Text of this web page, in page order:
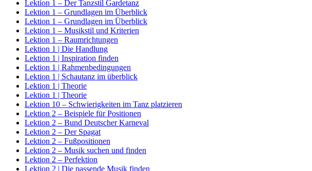
Lektion 1 – Der Tanzstil Gardetanz
Lektion 1 – Grundlagen im Überblick
Lektion 1 – Grundlagen im Überblick
Lektion 1 – Musikstil und Kriterien
Lektion 1 – Raumrichtungen
Lektion 1 | Die Handlung
Lektion 1 | Inspiration finden
Lektion 1 | Rahmenbedingungen
Lektion 1 | Schautanz im überblick
Lektion 1 | Theorie
Lektion 1 | Theorie
Lektion 10 – Schwierigkeiten im Tanz platzieren
Lektion 2 – Beispiele für Positionen
Lektion 2 – Bund Deutscher Karneval
Lektion 2 – Der Spagat
Lektion 2 – Fußpositionen
Lektion 2 – Musik suchen und finden
Lektion 2 – Perfektion
Lektion 2 | Die passende Musik finden